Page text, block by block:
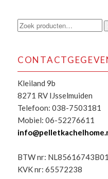
Zoeken
Kleiland 9b
8271 RV IJsselmuiden
Telefoon: 038-7503181
Mobiel: 06-52276611
BTW nr: NL85616743B01
KVK nr: 65572238